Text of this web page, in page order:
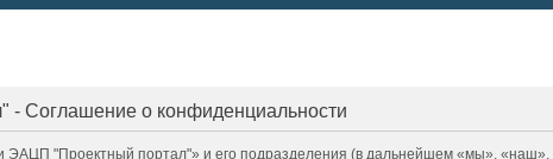
Соглашение о конфиденциальности
ЭАЦП "Проектный портал"» и его подразделения (в дальнейшем «мы»,